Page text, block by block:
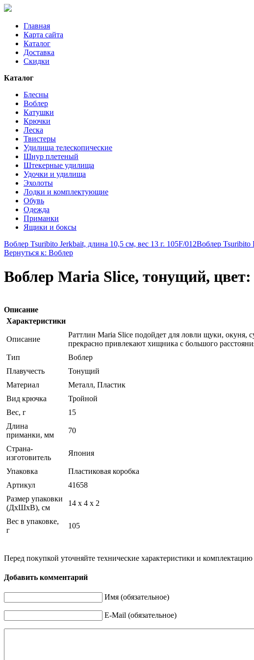
Главная
Карта сайта
Каталог
Доставка
Скидки
Каталог
Блесны
Воблер
Катушки
Крючки
Леска
Твистеры
Удилища телескопические
Шнур плетеный
Штекерные удилища
Удочки и удилища
Эхолоты
Лодки и комплектующие
Обувь
Одежда
Приманки
Ящики и боксы
Воблер Tsuribito Jerkbait, длина 10,5 см, вес 13 г. 105F/012Воблер Tsuribito
Вернуться к: Воблер
Воблер Maria Slice, тонущий,
Описание
Характеристики
Описание
Раттлин Maria Slice подойдет для ловли щуки, окуня,
прекрасно привлекают хищника с большого
Тип
Воблер
Плавучесть
Тонущий
Материал
Металл, Пластик
Вид крючка
Тройной
Вес, г
15
Длина
приманки, мм
70
Страна-
изготовитель
Япония
Упаковка
Пластиковая коробка
Артикул
41658
Размер упаковки
(ДхШхВ), см
14 x 4 x 2
Вес в упаковке,
г
105
Перед покупкой уточняйте технические характеристики и
Добавить комментарий
Имя (обязательное)
E-Mail (обязательное)